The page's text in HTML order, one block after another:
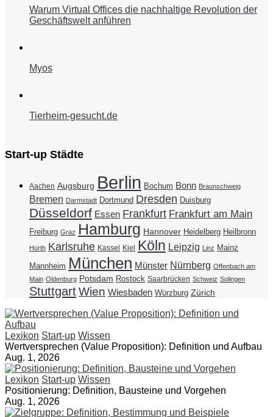
Warum Virtual Offices die nachhaltige Revolution der
Geschäftswelt anführen
Myos
Tierheim-gesucht.de
Start-up Städte
Aachen Augsburg Berlin Bochum Bonn Braunschweig
Bremen Darmstadt Dortmund Dresden Duisburg
Düsseldorf Essen Frankfurt Frankfurt am Main
Freiburg Graz Hamburg Hannover Heidelberg Heilbronn
Hürth Karlsruhe Kassel Kiel Köln Leipzig Linz Mainz
Mannheim München Münster Nürnberg Offenbach am
Main Oldenburg Potsdam Rostock Saarbrücken Schweiz Solingen
StuttgartWien Wiesbaden Würzburg Zürich
Lexikon Start-up Wissen
Wertversprechen (Value Proposition): Definition und Aufbau
Aug. 1, 2026
Lexikon Start-up Wissen
Positionierung: Definition, Bausteine und Vorgehen
Aug. 1, 2026